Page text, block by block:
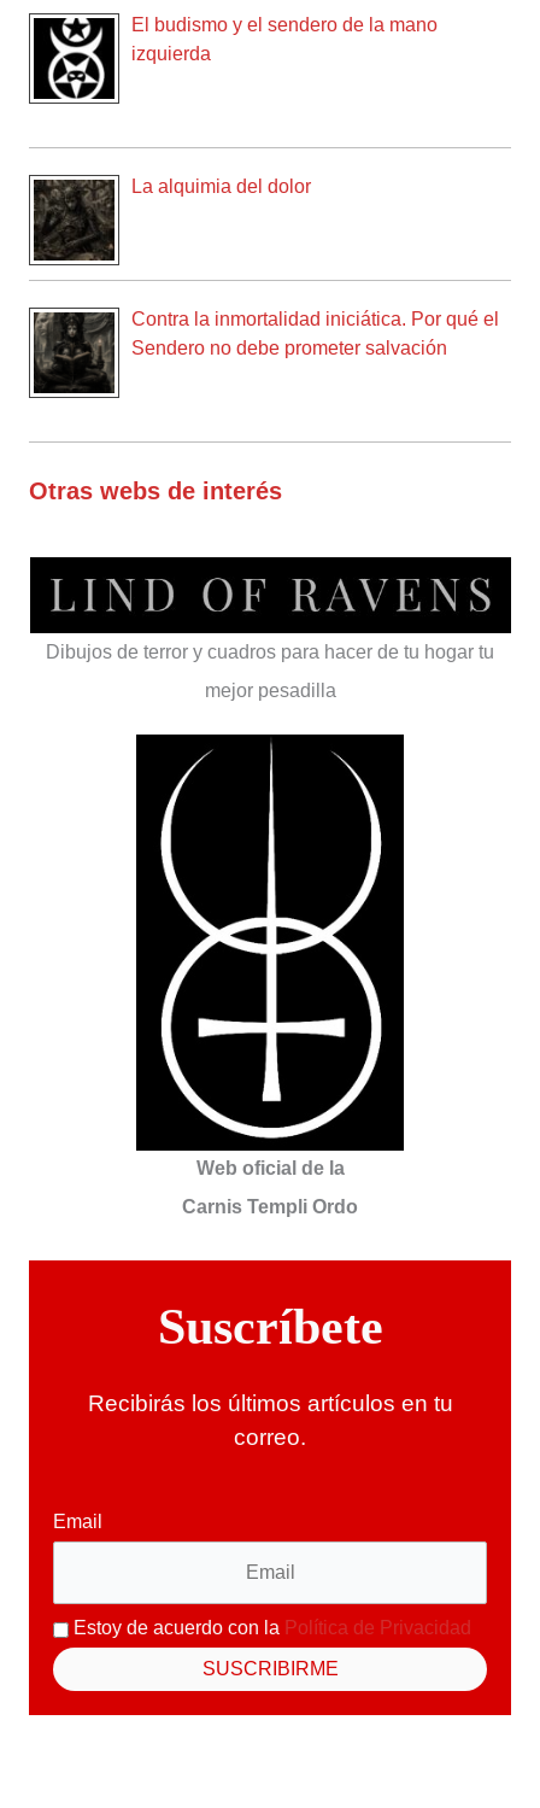
El budismo y el sendero de la mano
izquierda
La alquimia del dolor
Contra la inmortalidad iniciática. Por qué el
Sendero no debe prometer salvación
Otras webs de interés
Dibujos de terror y cuadros para hacer de tu hogar tu
mejor pesadilla
Web oficial de la
Carnis Templi Ordo
Suscríbete
Recibirás los últimos artículos en tu
correo.
Email
Estoy de acuerdo con la Política de Privacidad